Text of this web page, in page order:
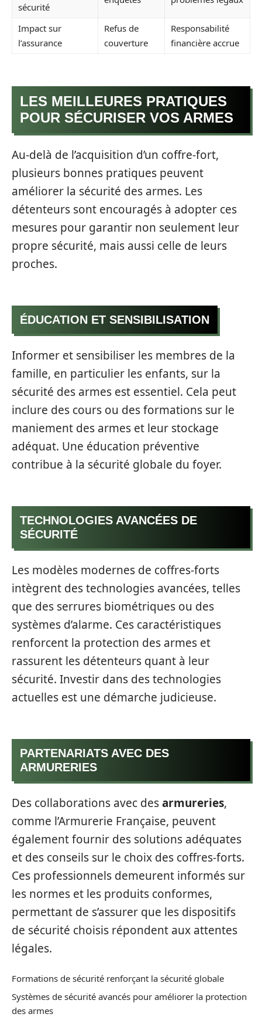
sécurité
Impact sur
l’assurance
Refus de
couverture
Responsabilité
financière accrue
LES MEILLEURES PRATIQUES
POUR SÉCURISER VOS ARMES
Au-delà de l’acquisition d’un coffre-fort,
plusieurs bonnes pratiques peuvent
améliorer la sécurité des armes. Les
détenteurs sont encouragés à adopter ces
mesures pour garantir non seulement leur
propre sécurité, mais aussi celle de leurs
proches.
ÉDUCATION ET SENSIBILISATION
Informer et sensibiliser les membres de la
famille, en particulier les enfants, sur la
sécurité des armes est essentiel. Cela peut
inclure des cours ou des formations sur le
maniement des armes et leur stockage
adéquat. Une éducation préventive
contribue à la sécurité globale du foyer.
TECHNOLOGIES AVANCÉES DE
SÉCURITÉ
Les modèles modernes de coffres-forts
intègrent des technologies avancées, telles
que des serrures biométriques ou des
systèmes d’alarme. Ces caractéristiques
renforcent la protection des armes et
rassurent les détenteurs quant à leur
sécurité. Investir dans des technologies
actuelles est une démarche judicieuse.
PARTENARIATS AVEC DES
ARMURERIES
Des collaborations avec desarmureries,
comme l’Armurerie Française, peuvent
également fournir des solutions adéquates
et des conseils sur le choix des coffres-forts.
Ces professionnels demeurent informés sur
les normes et les produits conformes,
permettant de s’assurer que les dispositifs
de sécurité choisis répondent aux attentes
légales.
Formations de sécurité renforçant la sécurité globale
Systèmes de sécurité avancés pour améliorer la protection
des armes